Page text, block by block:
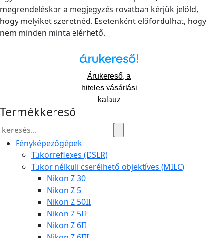
megrendeléskor a megjegyzés rovatban kérjük jelöld,
hogy melyiket szeretnéd. Esetenként előfordulhat, hogy
nem minden minta elérhető.
Árukereső, a
hiteles vásárlási
kalauz
Termékkereső
Fényképezőgépek
Tükörreflexes (DSLR)
Tükör nélküli cserélhető objektíves (MILC)
Nikon Z 30
Nikon Z 5
Nikon Z 50II
Nikon Z 5II
Nikon Z 6II